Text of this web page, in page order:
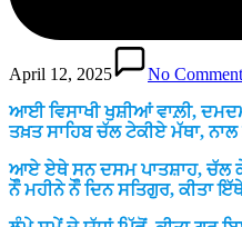
April 12, 2025
No
ਆਈ ਵਿਸਾਖੀ ਖੁਸ਼ੀਆਂ ਵਾਲ਼ੀ,
ਤਖ਼ਤ ਸਾਹਿਬ ਚੱਲ ਟੇਕੀਏ ਮੱਥਾ,
ਆਏ ਏਥੇ ਸਨ ਦਸਮ ਪਾਤਸ਼ਾਹ, ਚੱਲ ਕੇ
ਨੌੰ ਮਹੀਨੇ ਨੌੰ ਦਿਨ ਸਤਿਗੁਰ, ਕੀਤਾ ਇੱਥੇ